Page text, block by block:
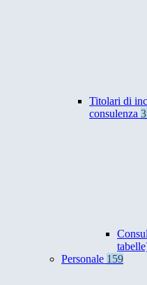
Titolari di
consulenza
Personale 159